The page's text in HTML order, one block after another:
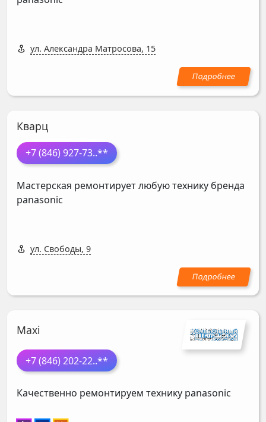
ул. Александра Матросова, 15
Кварц
+7 (846) 927-73..**
Мастерская ремонтирует любую технику бренда
panasonic
ул. Свободы, 9
Maxi
+7 (846) 202-22..**
Качественно ремонтируем технику panasonic